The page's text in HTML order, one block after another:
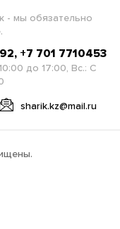
- мы обязательно
+7 701 7710453
до 17:00, Вс.: С
sharik.kz@mail.ru